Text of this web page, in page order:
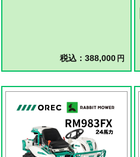
税込：388,000 円